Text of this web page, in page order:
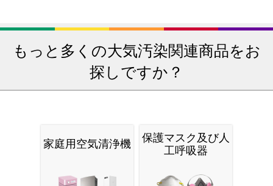
もっと多くの大気汚染関連商品をお
探しですか？
家庭用空気清浄機
保護マスク及び人
工呼吸器